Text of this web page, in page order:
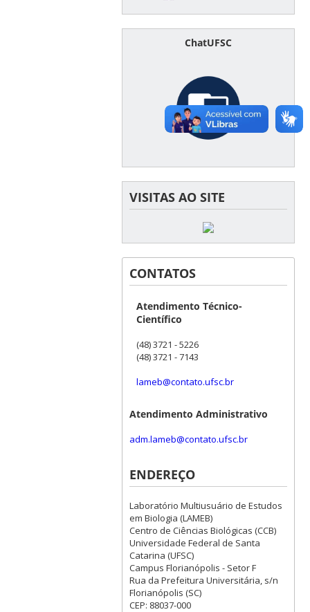
ChatUFSC
VISITAS AO SITE
CONTATOS
Atendimento Técnico-
Científico
(48) 3721 - 5226
(48) 3721 - 7143
lameb@contato.ufsc.br
Atendimento Administrativo
adm.lameb@contato.ufsc.br
ENDEREÇO
Laboratório Multiusuário de Estudos
em Biologia (LAMEB)
Centro de Ciências Biológicas (CCB)
Universidade Federal de Santa
Catarina (UFSC)
Campus Florianópolis - Setor F
Rua da Prefeitura Universitária, s/n
Florianópolis (SC)
CEP: 88037-000